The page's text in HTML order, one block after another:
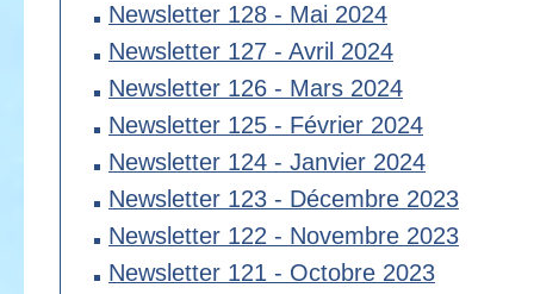
Newsletter 128 - Mai 2024
Newsletter 127 - Avril 2024
Newsletter 126 - Mars 2024
Newsletter 125 - Février 2024
Newsletter 124 - Janvier 2024
Newsletter 123 - Décembre 2023
Newsletter 122 - Novembre 2023
Newsletter 121 - Octobre 2023